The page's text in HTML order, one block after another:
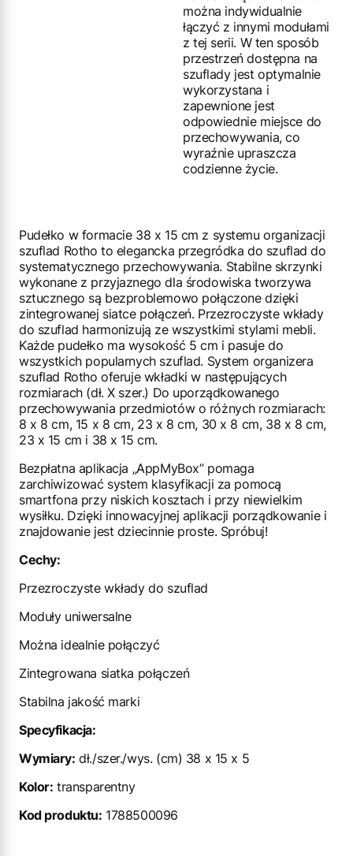
można indywidualnie
łączyć z innymi modułami
z tej serii. W ten sposób
przestrzeń dostępna na
szuflady jest optymalnie
wykorzystana i
zapewnione jest
odpowiednie miejsce do
przechowywania, co
wyraźnie upraszcza
codzienne życie.
Pudełko w formacie 38 x 15 cm z systemu organizacji
szuflad Rotho to elegancka przegródka do szuflad do
systematycznego przechowywania. Stabilne skrzynki
wykonane z przyjaznego dla środowiska tworzywa
sztucznego są bezproblemowo połączone dzięki
zintegrowanej siatce połączeń. Przezroczyste wkłady
do szuflad harmonizują ze wszystkimi stylami mebli.
Każde pudełko ma wysokość 5 cm i pasuje do
wszystkich popularnych szuflad. System organizera
szuflad Rotho oferuje wkładki w następujących
rozmiarach (dł. X szer.) Do uporządkowanego
przechowywania przedmiotów o różnych rozmiarach:
8 x 8 cm, 15 x 8 cm, 23 x 8 cm, 30 x 8 cm, 38 x 8 cm,
23 x 15 cm i 38 x 15 cm.
Bezpłatna aplikacja „AppMyBox” pomaga
zarchiwizować system klasyfikacji za pomocą
smartfona przy niskich kosztach i przy niewielkim
wysiłku. Dzięki innowacyjnej aplikacji porządkowanie i
znajdowanie jest dziecinnie proste. Spróbuj!
Cechy:
Przezroczyste wkłady do szuflad
Moduły uniwersalne
Można idealnie połączyć
Zintegrowana siatka połączeń
Stabilna jakość marki
Specyfikacja:
Wymiary: dł./szer./wys. (cm) 38 x 15 x 5
Kolor: transparentny
Kod produktu: 1788500096